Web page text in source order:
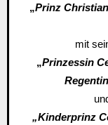
„Prinz
mit
„Prinzessin
„Kinderprinz